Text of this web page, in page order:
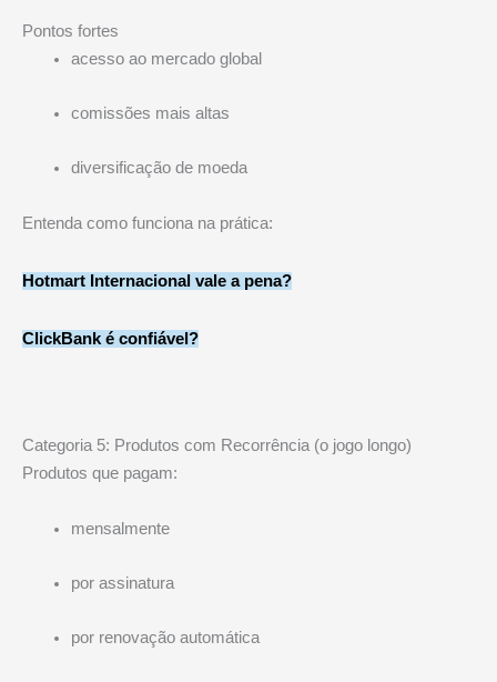
Pontos fortes
acesso ao mercado global
comissões mais altas
diversificação de moeda
Entenda como funciona na prática:
Hotmart Internacional vale a pena?
ClickBank é confiável?
Categoria 5: Produtos com Recorrência (o jogo longo)
Produtos que pagam:
mensalmente
por assinatura
por renovação automática